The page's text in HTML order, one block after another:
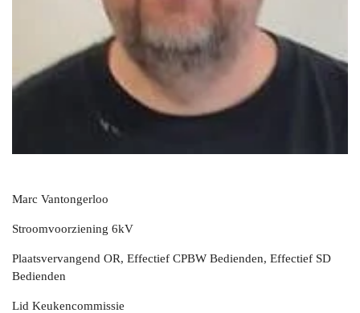
Marc Vantongerloo
Stroomvoorziening 6kV
Plaatsvervangend OR, Effectief CPBW Bedienden, Effectief SD
Bedienden
Lid Keukencommissie